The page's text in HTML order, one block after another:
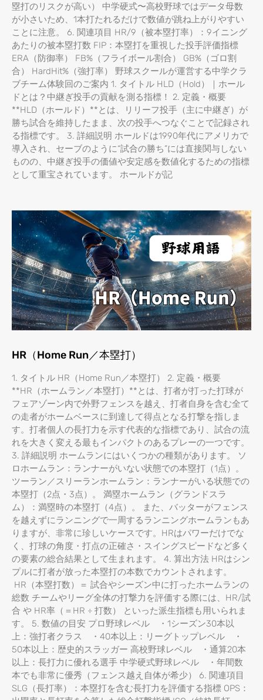
塁打のリスクが高い） 中学硬式〜高校野球ではデータ母数
が小さいため、1本打たれるだけで数値が跳ね上がりやすい
ことに注意。 6. 関連項目 HR/9（被本塁打率）：9イニング
あたりの被本塁打数 FIP：本塁打を重視した投手評価指標
ERA（防御率） FB%（フライボール割合） GB%（ゴロ割
合） HardHit%（強打率） 野球スクールが運営する中学クラ
ブチーム体験回のご案内 1. タイトル HLD（Hold）｜ホール
ドとは？中継ぎ投手の貢献を測る指標！ 2. 定義・概要
**HLD（ホールド）**とは、リリーフ投手（主に中継ぎ）が
勝ち試合を維持したまま、次の投手へつなぐことで記録され
る指標です。 3. 詳細説明 ホールドは1990年代にアメリカで
導入され、セーブのように“試合の勝ち”には直接関与しない
ものの、中継ぎ投手の価値や安定感を数値化するための指標
として重宝されています。 ホールドが記
HR（Home Run／本塁打）
1. タイトル HR（Home Run／本塁打） 2. 定義・概要
**HR（ホームラン／本塁打）**とは、打者が打った打球が
フェアゾーン内で外野フェンスを越え、打者自身を含む全て
の走者がホームベースに到達して得点となる打撃を指しま
す。打者個人の長打力を示す代表的な指標であり、試合の流
れを大きく変える最もインパクトのあるプレーの一つです。
3. 詳細説明 ホームランにはいくつかの種類があります。 ソ
ロホームラン：ランナーがいない状態での本塁打（1点）。
ツーラン／スリーランホームラン：ランナーがいる状態での
本塁打（2点・3点）。 満塁ホームラン（グランドスラ
ム）：満塁時の本塁打（4点）。 また、バッターがフェンス
を越えずにランニングで一周するランニングホームランもあ
りますが、非常に珍しいケースです。HRはパワーだけでな
く、打球の角度・打点の正確さ・スイングスピードなど多く
の要素の総合結果として生まれます。 4. 算出方法 HRはシン
プルに打者が放った本塁打の本数でカウントされます。
HR（本塁打数）＝ 試合やシーズン中に打ったホームランの
総数 チームやリーグ全体の打撃力を評価する際には、HR/試
合 や HR率（＝HR ÷ 打数） といった派生指標も用いられま
す。 5. 数値の目安 プロ野球レベル ・1シーズン30本以
上：強打者クラス ・40本以上：リーグトップレベル ・
50本以上：歴史的スラッガー 高校野球レベル ・通算20本
以上：長打力に優れる選手 中学硬式野球レベル ・年間数
本でも非常に優秀（フェンス越え自体が希少） 6. 関連項目
SLG（長打率）：本塁打を含む長打力を評価する指標 OPS：